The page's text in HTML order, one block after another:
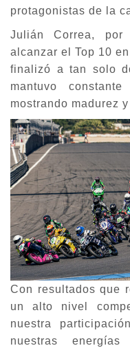
protagonistas de la
Julián Correa,
alcanzar el Top 10
finalizó a tan solo
mantuvo
mostrando madurez
Con resultados que
un alto nivel
nuestra
nuestras